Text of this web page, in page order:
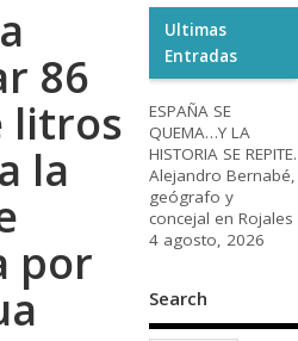
86
litros
la
por
Ultimas
Entradas
ESPAÑA SE
QUEMA…Y LA
HISTORIA SE REPITE.
Alejandro Bernabé,
geógrafo y
concejal en Rojales
4 agosto, 2026
Search